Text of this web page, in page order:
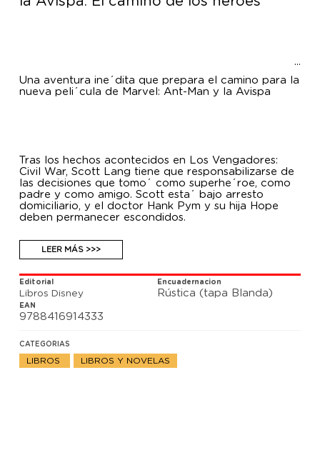
Una aventura ine´dita que prepara el camino para la
nueva peli´cula de Marvel: Ant-Man y la Avispa
Tras los hechos acontecidos en Los Vengadores:
Civil War, Scott Lang tiene que responsabilizarse de
las decisiones que tomo´ como superhe´roe, como
padre y como amigo. Scott esta´ bajo arresto
domiciliario, y el doctor Hank Pym y su hija Hope
deben permanecer escondidos.
LEER MÁS >>>
Editorial
Libros Disney
Encuadernacion
Rústica (tapa Blanda)
EAN
9788416914333
CATEGORIAS
LIBROS LIBROS Y NOVELAS